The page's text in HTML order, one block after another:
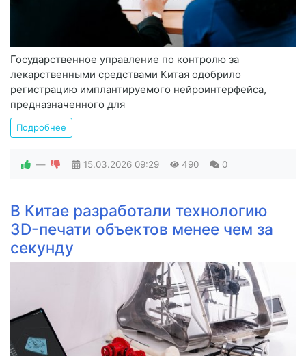
Государственное управление по контролю за
лекарственными средствами Китая одобрило
регистрацию имплантируемого нейроинтерфейса,
предназначенного для
Подробнее
— 15.03.2026 09:29 490 0
В Китае разработали технологию
3D-печати объектов менее чем за
секунду